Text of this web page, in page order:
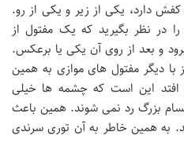
کفش دارد، یکی از زیر و یکی از رو.
در نظر بگیرید که یک مفتول از
و بعد از روی آن یکی یا برعکس.
با دیگر مفتول های موازی به همین
افتد این است که چشمه ها خیلی
بزرگ رد نمی شوند. همین باعث
به همین خاطر به آن توری سرندی